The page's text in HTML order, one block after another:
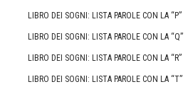
LIBRO DEI SOGNI: LISTA PAROLE CON LA “P”
LIBRO DEI SOGNI: LISTA PAROLE CON LA “Q”
LIBRO DEI SOGNI: LISTA PAROLE CON LA “R”
LIBRO DEI SOGNI: LISTA PAROLE CON LA “T”